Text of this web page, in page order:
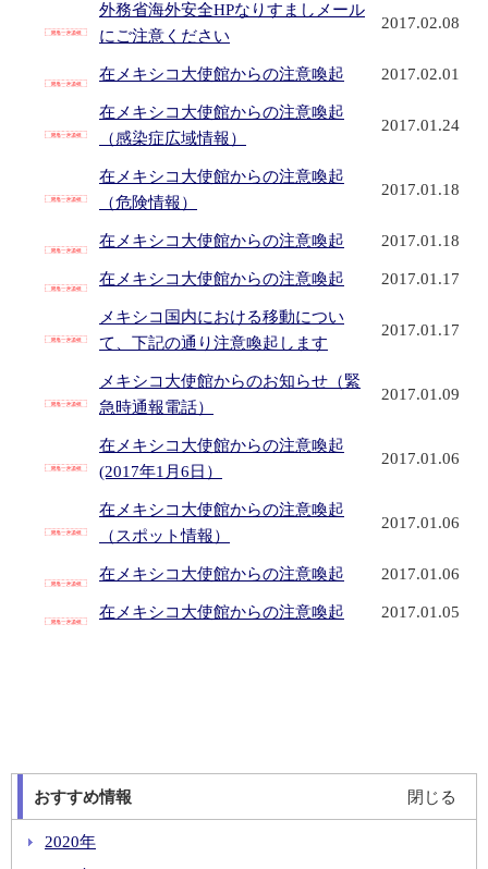
外務省海外安全HPなりすましメール
にご注意ください
2017.02.08
在メキシコ大使館からの注意喚起 2017.02.01
在メキシコ大使館からの注意喚起
（感染症広域情報）
2017.01.24
在メキシコ大使館からの注意喚起
（危険情報）
2017.01.18
在メキシコ大使館からの注意喚起 2017.01.18
在メキシコ大使館からの注意喚起 2017.01.17
メキシコ国内における移動につい
て、下記の通り注意喚起します
2017.01.17
メキシコ大使館からのお知らせ（緊
急時通報電話）
2017.01.09
在メキシコ大使館からの注意喚起
(2017年1月6日）
2017.01.06
在メキシコ大使館からの注意喚起
（スポット情報）
2017.01.06
在メキシコ大使館からの注意喚起 2017.01.06
在メキシコ大使館からの注意喚起 2017.01.05
おすすめ情報 閉じる
2020年